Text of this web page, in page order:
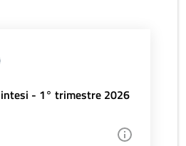
- 1° trimestre 2026